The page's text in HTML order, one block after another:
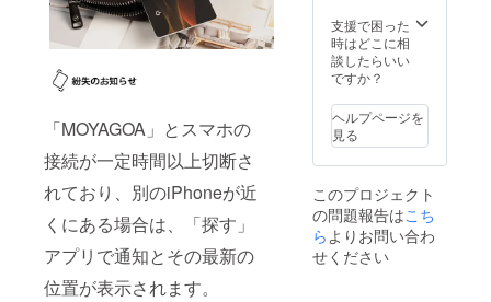
「MOYAGOA」とスマホの
接続が一定時間以上切断さ
れており、別のiPhoneが近
くにある場合は、「探す」
アプリで通知とその最新の
位置が表示されます。
支援で困った
時はどこに相
談したらいい
ですか？
ヘルプページを
見る
このプロジェクト
の問題報告はこち
ら よりお問い合わ
せください